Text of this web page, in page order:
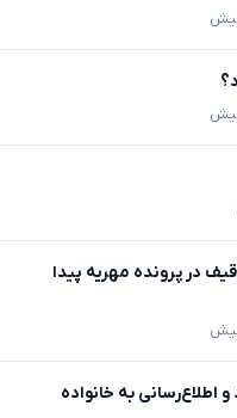
در پرونده مهریه پیدا
اطلاع‌رسانی به خانواده